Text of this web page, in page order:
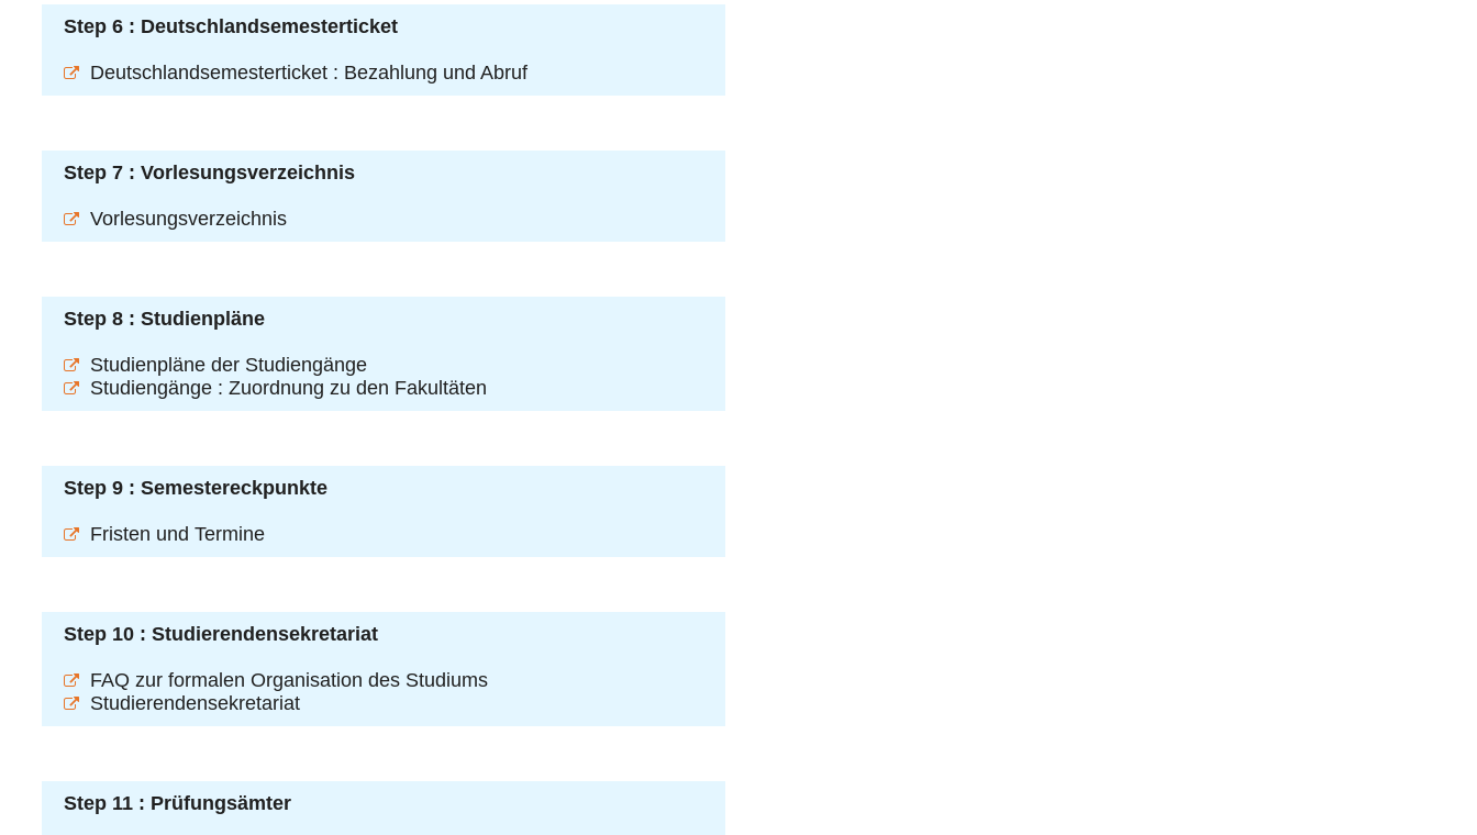
Step 6 : Deutschlandsemesterticket
Deutschlandsemesterticket : Bezahlung und Abruf
Step 7 : Vorlesungsverzeichnis
Vorlesungsverzeichnis
Step 8 : Studienpläne
Studienpläne der Studiengänge
Studiengänge : Zuordnung zu den Fakultäten
Step 9 : Semestereckpunkte
Fristen und Termine
Step 10 : Studierendensekretariat
FAQ zur formalen Organisation des Studiums
Studierendensekretariat
Step 11 : Prüfungsämter